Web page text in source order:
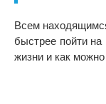
Всем
быстрее пойти на
жизни и как